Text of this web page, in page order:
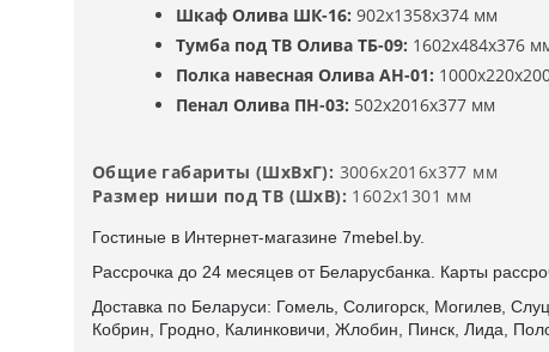
Шкаф Олива ШК-16: 902х1358х374 мм
Тумба под ТВ Олива ТБ-09: 1602х484х376
Полка навесная Олива АН-01:
Пенал Олива ПН-03: 502х2016х377 мм
Общие габариты (ШхВхГ): 3006х2016х377 мм
Размер ниши под ТВ (ШхВ): 1602х1301 мм
Гостиные в Интернет-магазине 7mebel.by.
Рассрочка до 24 месяцев от Беларусбанка. Карты
Доставка по Беларуси: Гомель, Солигорск, Могилев,
Кобрин, Гродно, Калинковичи, Жлобин, Пинск, Лида,